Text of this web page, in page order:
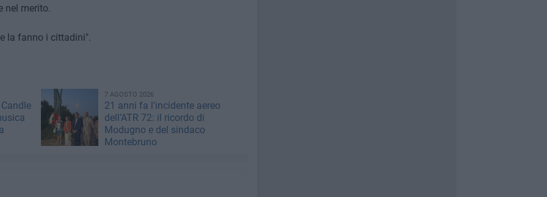
nel merito.
la fanno i cittadini".
7 AGOSTO 2026
21 anni fa l'incidente aereo
dell’ATR 72: il ricordo di
Modugno e del sindaco
Montebruno